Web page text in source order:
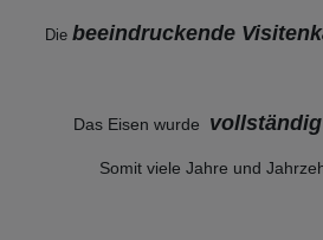
Die beeindruckende
Das Eisen wurde
Somit viele Jahre und